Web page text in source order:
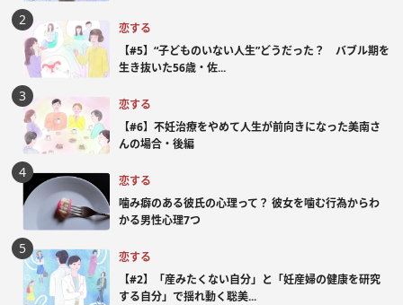
恋する
【#5】“子どものいない人生”どうだった？ バブル期を
生き抜いた56歳・佐...
恋する
【#6】不妊治療をやめて人生が前向きになった美南さ
んの場合・後編
恋する
噛み癖のある彼氏の心理って？ 彼女を噛む行為からわ
かる男性心理7つ
恋する
【#2】「産みたくない自分」と「妊産婦の健康を研究
する自分」で揺れ動く聡美...